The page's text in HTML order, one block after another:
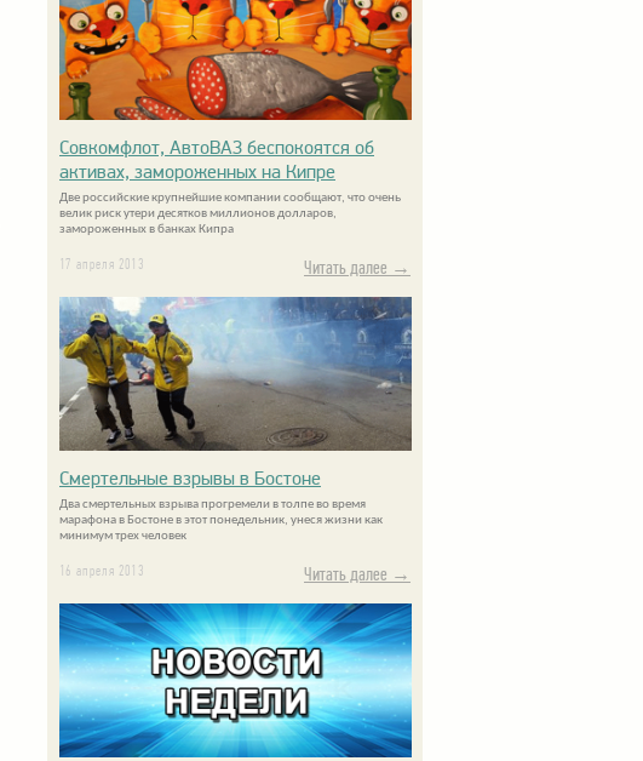
Совкомфлот, АвтоВАЗ беспокоятся об
активах, замороженных на Кипре
Две российские крупнейшие компании сообщают, что очень
велик риск утери десятков миллионов долларов,
замороженных в банках Кипра
17 апреля 2013 Читать далее →
Смертельные взрывы в Бостоне
Два смертельных взрыва прогремели в толпе во время
марафона в Бостоне в этот понедельник, унеся жизни как
минимум трех человек
16 апреля 2013 Читать далее →